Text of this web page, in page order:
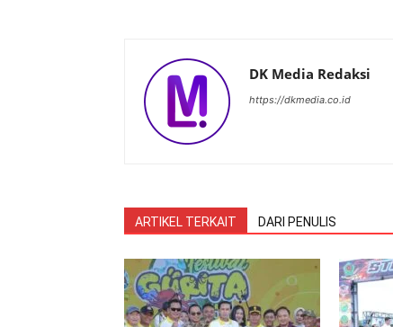
DK Media Redaksi
https://dkmedia.co.id
ARTIKEL TERKAIT DARI PENULIS